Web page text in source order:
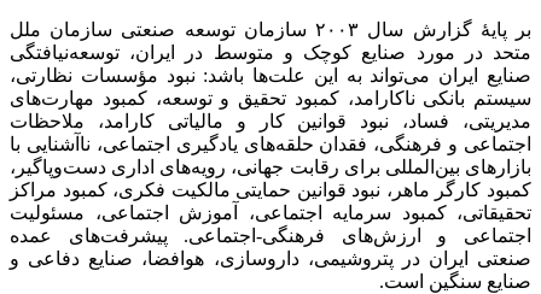
بر پایهٔ گزارش سال ۲۰۰۳ سازمان توسعه صنعتی سازمان ملل
متحد در مورد صنایع کوچک و متوسط در ایران، توسعه‌نیافتگی
صنایع ایران می‌تواند به این علت‌ها باشد: نبود مؤسسات نظارتی،
سیستم بانکی ناکارامد، کمبود تحقیق و توسعه، کمبود مهارت‌های
مدیریتی، فساد، نبود قوانین کار و مالیاتی کارامد، ملاحظات
اجتماعی و فرهنگی، فقدان حلقه‌های یادگیری اجتماعی، ناآشنایی با
بازارهای بین‌المللی برای رقابت جهانی، رویه‌های اداری دست‌وپاگیر،
کمبود کارگر ماهر، نبود قوانین حمایتی مالکیت فکری، کمبود مراکز
تحقیقاتی، کمبود سرمایه اجتماعی، آموزش اجتماعی، مسئولیت
اجتماعی و ارزش‌های فرهنگی-اجتماعی. پیشرفت‌های عمده
صنعتی ایران در پتروشیمی، داروسازی، هوافضا، صنایع دفاعی و
صنایع سنگین است.